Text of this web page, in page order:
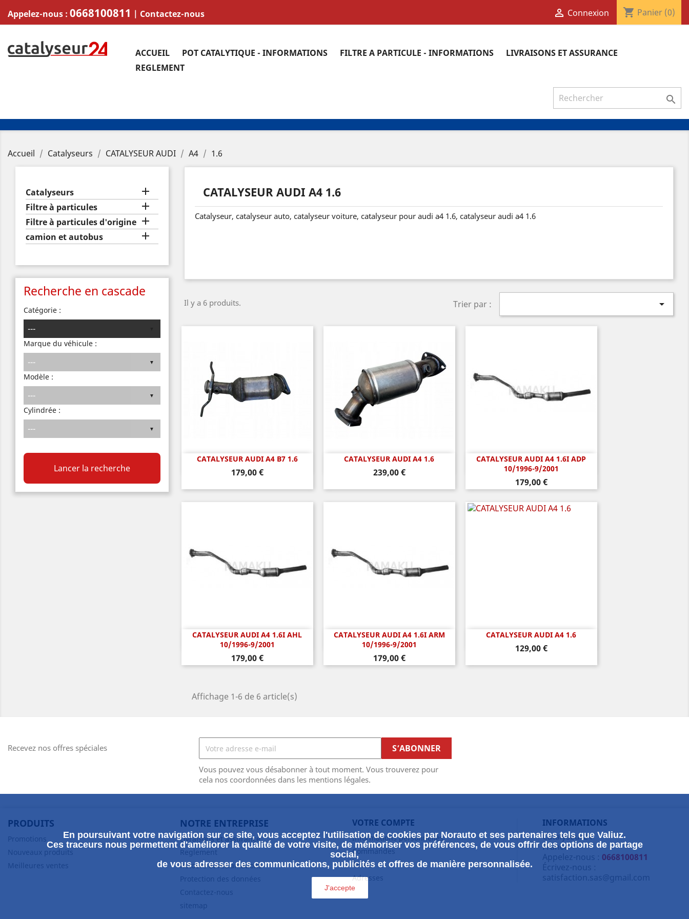
Appelez-nous : 0668100811 | Contactez-nous  Connexion shopping_cart Panier (0)
ACCUEIL POT CATALYTIQUE - INFORMATIONS FILTRE A PARTICULE - INFORMATIONS
LIVRAISONS ET ASSURANCE
REGLEMENT

Accueil Catalyseurs CATALYSEUR AUDI A4 1.6
Catalyseurs 
Filtre à particules 
Filtre à particules d'origine 
camion et autobus 
Recherche en cascade
Catégorie :
Marque du véhicule :
Modèle :
Cylindrée :
Lancer la recherche
CATALYSEUR AUDI A4 1.6
Catalyseur, catalyseur auto, catalyseur voiture, catalyseur pour audi a4 1.6, catalyseur audi a4 1.6
Il y a 6 produits. Trier par : 
CATALYSEUR AUDI A4 B7 1.6
Prix
179,00 €
Aperçu rapide CATALYSEUR AUDI A4 1.6
Prix
239,00 €
Aperçu rapide
CATALYSEUR AUDI A4 1.6I ADP
10/1996-9/2001
Prix
179,00 €
Aperçu rapide
CATALYSEUR AUDI A4 1.6I AHL
10/1996-9/2001
Prix
179,00 €
Aperçu rapide
CATALYSEUR AUDI A4 1.6I ARM
10/1996-9/2001
Prix
179,00 €
Aperçu rapide CATALYSEUR AUDI A4 1.6
Prix
129,00 €
Aperçu rapide
Affichage 1-6 de 6 article(s)
Recevez nos offres spéciales
Vous pouvez vous désabonner à tout moment. Vous trouverez pour
cela nos coordonnées dans les mentions légales.
PRODUITS
Promotions
Nouveaux produits
Meilleures ventes
NOTRE ENTREPRISE
Livraisons et assurance
Reglement
Retours et réclamations
Protection des données
Contactez-nous
sitemap
VOTRE COMPTE
Informations personnelles
Commandes
Avoirs
Adresses
INFORMATIONS
Catalyseur24
France
Appelez-nous : 0668100811
Écrivez-nous :
satisfaction.sas@gmail.com
En poursuivant votre navigation sur ce site, vous acceptez l'utilisation de cookies par Norauto et ses partenaires tels que Valiuz.
Ces traceurs nous permettent d'améliorer la qualité de votre visite, de mémoriser vos préférences, de vous offrir des options de partage
social,
de vous adresser des communications, publicités et offres de manière personnalisée.
J'accepte